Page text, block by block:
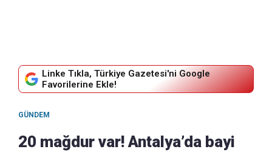
Linke Tıkla, Türkiye Gazetesi'ni Google
Favorilerine Ekle!
GÜNDEM
20 mağdur var! Antalya’da bayi